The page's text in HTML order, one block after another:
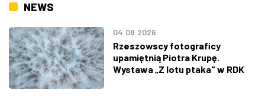
NEWS
04.08.2026
Rzeszowscy fotograficy
upamiętnią Piotra Krupę.
Wystawa „Z lotu ptaka" w RDK